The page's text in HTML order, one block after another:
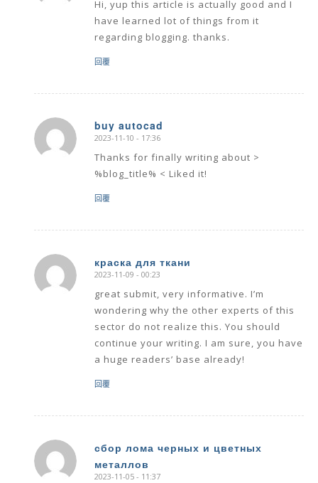
Hi, yup this article is actually good and I
have learned lot of things from it
regarding blogging. thanks.
回覆
buy autocad
says:
2023-11-10 - 17:36
Thanks for finally writing about >
%blog_title% < Liked it!
回覆
краска для ткани
says:
2023-11-09 - 00:23
great submit, very informative. I’m
wondering why the other experts of this
sector do not realize this. You should
continue your writing. I am sure, you have
a huge readers’ base already!
回覆
сбор лома черных и цветных
металлов
says:
2023-11-05 - 11:37